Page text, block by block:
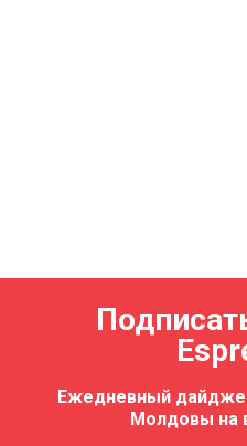
Ежедневный
Молдовы на